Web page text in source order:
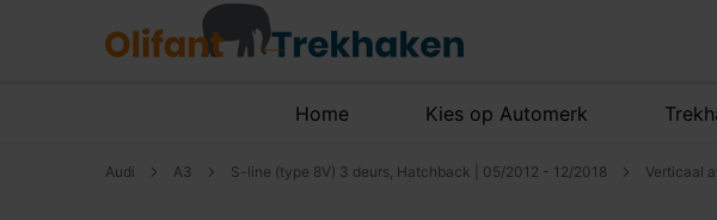
Home Kies op Automerk
Audi A3 S-line (type 8V) 3 deurs, Hatchback | 05/2012 - 12/2018 Verticaal